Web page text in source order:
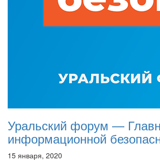
Уральский форум —
информационной
15 января, 2020